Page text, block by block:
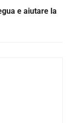
e aiutare la